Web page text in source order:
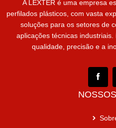
A LEXTER é uma empresa
perfilados plásticos, com vasta
soluções para os setores de
aplicações técnicas
qualidade, precisão e a